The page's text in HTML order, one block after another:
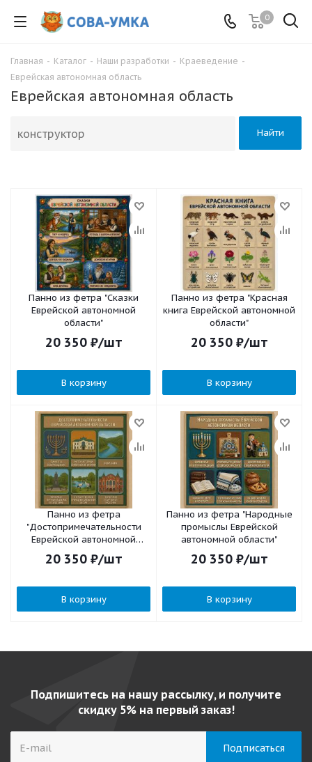
0
Главная - Каталог - Наши разработки - Краеведение -
Еврейская автономная область
Еврейская автономная область
Найти
Панно из фетра "Сказки
Еврейской автономной
области"
20 350₽/шт
В корзину
Панно из фетра "Красная
книга Еврейской автономной
области"
20 350₽/шт
В корзину
Панно из фетра
"Достопримечательности
Еврейской автономной
области"
20 350₽/шт
В корзину
Панно из фетра "Народные
промыслы Еврейской
автономной области"
20 350₽/шт
В корзину
Подпишитесь на нашу рассылку, и получите
скидку 5% на первый заказ!